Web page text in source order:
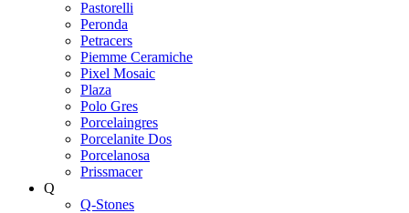
Pastorelli
Peronda
Petracers
Piemme Ceramiche
Pixel Mosaic
Plaza
Polo Gres
Porcelaingres
Porcelanite Dos
Porcelanosa
Prissmacer
Q
Q-Stones